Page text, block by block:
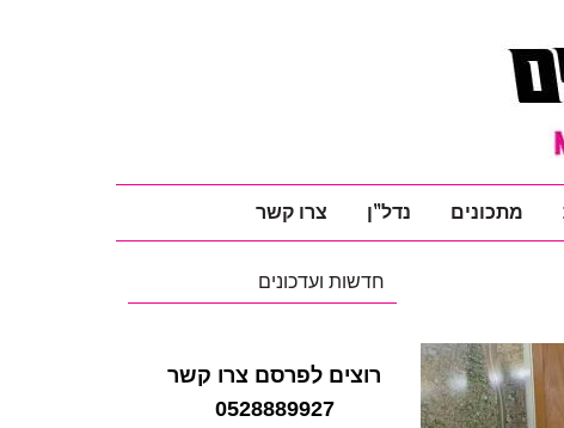
מתכונים נדל"ן צרו קשר
חדשות ועדכונים
רוצים לפרסם צרו קשר
0528889927